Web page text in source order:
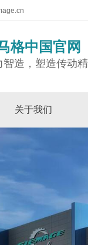
格中国官网
智造，塑造传动
关于我们